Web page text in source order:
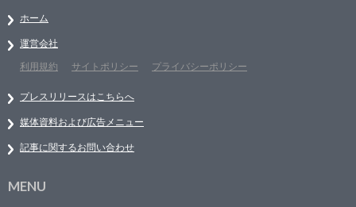
ホーム
運営会社
利用規約
サイトポリシー プライバシーポリシー
プレスリリースはこちらへ
媒体資料および広告メニュー
記事に関するお問い合わせ
MENU